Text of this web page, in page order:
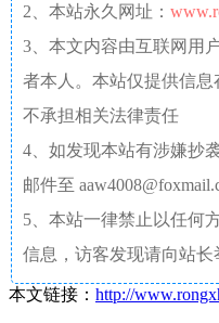
2、本站永久网址：
3、本文内容由互联网用
者本人。本站仅提供信息
不承担相关法律责任
4、如发现本站有涉嫌抄
邮件至
5、本站一律禁止以任何
信息，访客发现请向站长
本文链接： http://